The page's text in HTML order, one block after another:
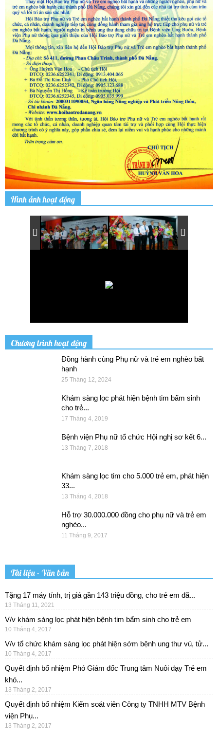
Hình ảnh hoạt động
Chương trình hoạt động
Đồng hành cùng Phụ nữ và trẻ em nghèo bất
hạnh
25 Tháng 12, 2024
Khám sàng lọc phát hiện bệnh tim bẩm sinh
cho trẻ...
17 Tháng 4, 2019
Bệnh viện Phụ nữ tổ chức Hội nghị sơ kết 6...
13 Tháng 7, 2018
Khám sàng lọc tim cho 5.000 trẻ em, phát hiện
33...
13 Tháng 4, 2018
Hỗ trợ 30.000.000 đồng cho phụ nữ và trẻ em
nghèo...
11 Tháng 9, 2017
Tài liệu - Văn bản
Tặng 17 máy tính, trị giá gần 143 triệu đồng, cho trẻ em đã...
13 Tháng 11, 2021
V/v khám sàng lọc phát hiện bệnh tim bẩm sinh cho trẻ em
10 Tháng 4, 2017
V/v tổ chức khám sàng lọc phát hiện sớm bệnh ung thư vú, tử...
10 Tháng 4, 2017
Quyết định bổ nhiệm Phó Giám đốc Trung tâm Nuôi dạy Trẻ em
khó...
13 Tháng 2, 2017
Quyết định bổ nhiệm Kiểm soát viên Công ty TNHH MTV Bệnh
viện Phụ...
13 Tháng 2, 2017